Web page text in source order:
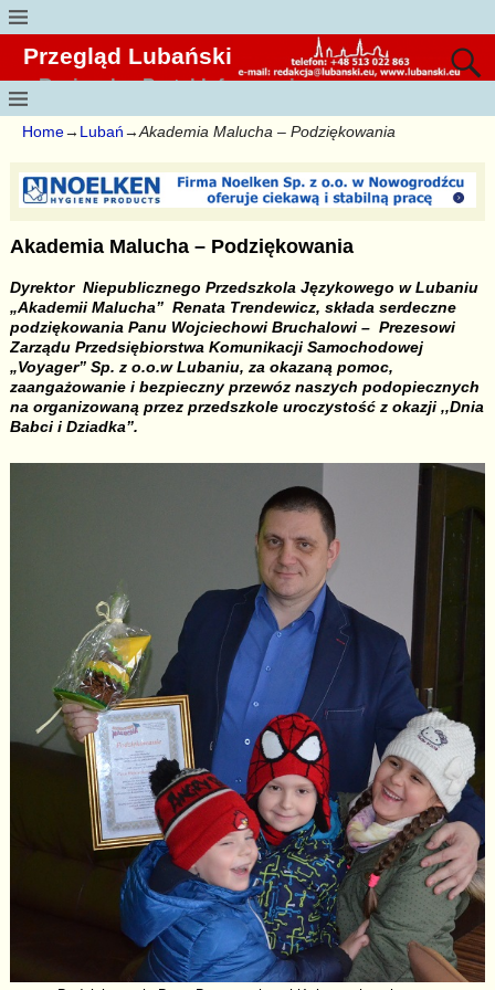
Przegląd Lubański
Regionalny Portal Informacyjny
Home→ Lubań→Akademia Malucha – Podziękowania
Akademia Malucha – Podziękowania
Dyrektor Niepublicznego Przedszkola Językowego w Lubaniu
„Akademii Malucha” Renata Trendewicz, składa serdeczne
podziękowania Panu Wojciechowi Bruchalowi – Prezesowi
Zarządu Przedsiębiorstwa Komunikacji Samochodowej
„Voyager” Sp. z o.o.w Lubaniu, za okazaną pomoc,
zaangażowanie i bezpieczny przewóz naszych podopiecznych
na organizowaną przez przedszkole uroczystość z okazji ,,Dnia
Babci i Dziadka”.